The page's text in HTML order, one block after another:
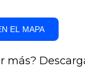
EL MAPA
más?